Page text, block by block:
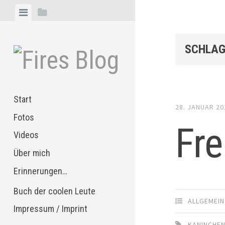
MenüSeitenleiste
Start
Fotos
Videos
Über mich
Erinnerungen…
Buch der coolen Leute
Impressum / Imprint
28. JANUAR
ALLGEMEIN